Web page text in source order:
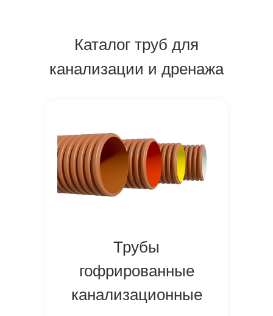
Каталог труб для
канализации и дренажа
Трубы
гофрированные
канализационные